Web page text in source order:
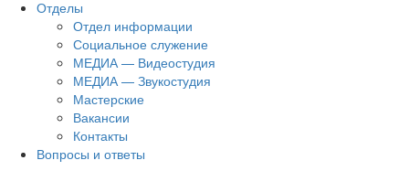
Отделы
Отдел информации
Социальное служение
МЕДИА — Видеостудия
МЕДИА — Звукостудия
Мастерские
Вакансии
Контакты
Вопросы и ответы